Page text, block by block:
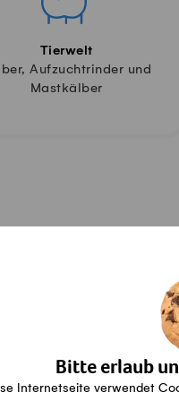
Bitte erlaub
Internetseite verwendet
Tierwelt
Aufzuchtrinder und
Mastkälber